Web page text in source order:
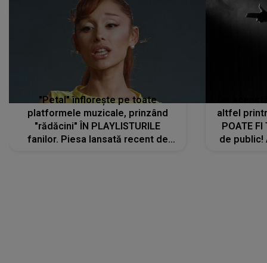
"Petal" înflorește pe toate
platformele muzicale, prinzând
"rădăcini" ÎN PLAYLISTURILE
fanilor. Piesa lansată recent de
altfel
POATE FI
de public!